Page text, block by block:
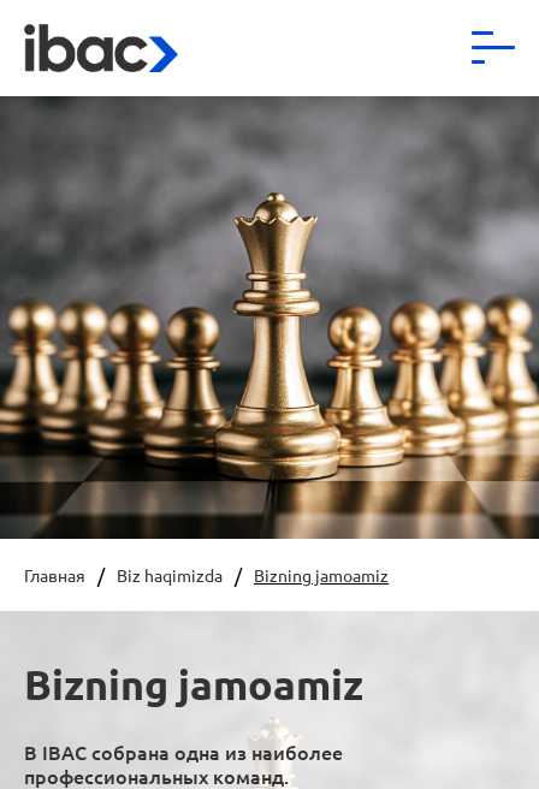
Главная Biz haqimizda Bizning jamoamiz
Bizning jamoamiz
В IBAC собрана одна из наиболее
профессиональных команд.